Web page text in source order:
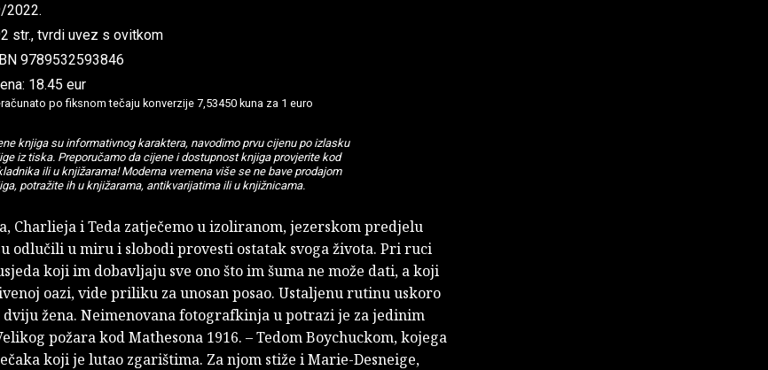
2022.
str., tvrdi uvez s ovitkom
9789532593846
18.45 eur
po fiksnom tečaju konverzije 7,53450 kuna za 1 euro
knjiga su informativnog karaktera, navodimo prvu cijenu po izlasku
iz tiska. Preporučamo da cijene i dostupnost knjiga provjerite kod
ili u knjižarama! Moderna vremena više se ne bave prodajom
potražite ih u knjižarama, antikvarijatima ili u knjižnicama.
Charlieja i Teda zatječemo u izoliranom, jezerskom predjelu
odlučili u miru i slobodi provesti ostatak svoga života. Pri ruci
koji im dobavljaju sve ono što im šuma ne može dati, a koji
oazi, vide priliku za unosan posao. Ustaljenu rutinu uskoro
žena. Neimenovana fotografkinja u potrazi je za jedinim
požara kod Mathesona 1916. – Tedom Boychuckom, kojega
koji je lutao zgarištima. Za njom stiže i Marie-Desneige,